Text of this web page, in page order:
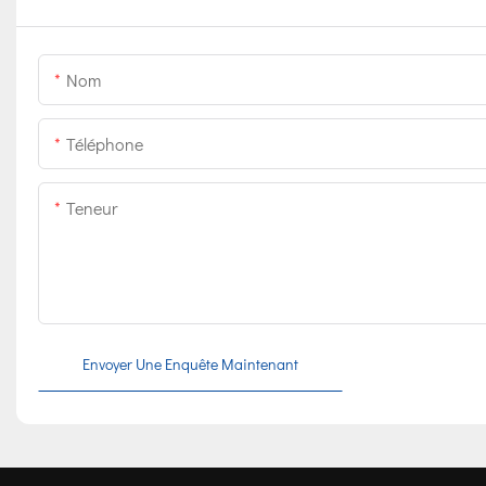
Nom
Téléphone
Teneur
Envoyer Une Enquête Maintenant